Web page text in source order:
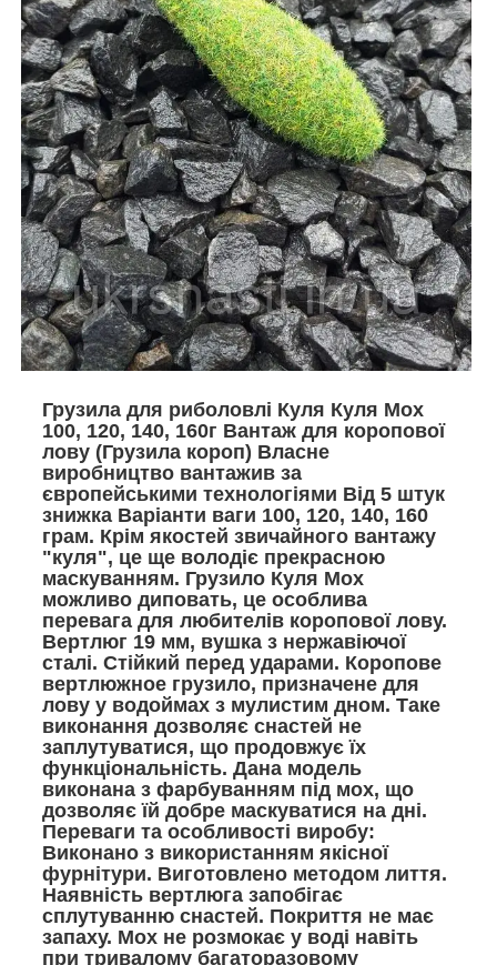
Грузила для риболовлі Куля Куля Мох
100, 120, 140, 160г Вантаж для коропової
лову (Грузила короп) Власне
виробництво вантажив за
європейськими технологіями Від 5 штук
знижка Варіанти ваги 100, 120, 140, 160
грам. Крім якостей звичайного вантажу
"куля", це ще володіє прекрасною
маскуванням. Грузило Куля Мох
можливо диповать, це особлива
перевага для любителів коропової лову.
Вертлюг 19 мм, вушка з нержавіючої
сталі. Стійкий перед ударами. Коропове
вертлюжное грузило, призначене для
лову у водоймах з мулистим дном. Таке
виконання дозволяє снастей не
заплутуватися, що продовжує їх
функціональність. Дана модель
виконана з фарбуванням під мох, що
дозволяє їй добре маскуватися на дні.
Переваги та особливості виробу:
Виконано з використанням якісної
фурнітури. Виготовлено методом лиття.
Наявність вертлюга запобігає
сплутуванню снастей. Покриття не має
запаху. Мох не розмокає у воді навіть
при тривалому багаторазовому